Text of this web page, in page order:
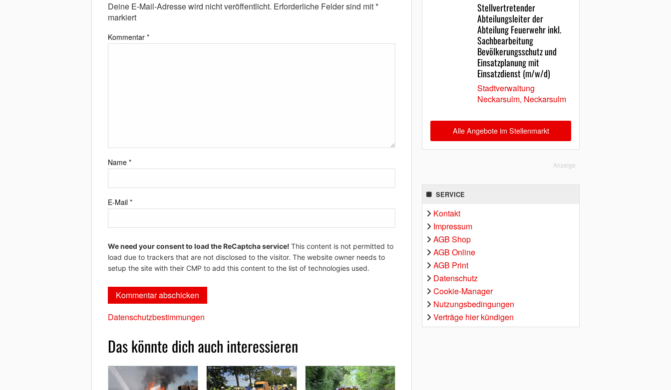
Deine E-Mail-Adresse wird nicht veröffentlicht. Erforderliche Felder sind mit*
markiert
Kommentar *
Name *
E-Mail *
We need your consent to load the ReCaptcha service! This content is not permitted to
load due to trackers that are not disclosed to the visitor. The website owner needs to
setup the site with their CMP to add this content to the list of technologies used.
Datenschutzbestimmungen
Das könnte dich auch interessieren
Stellvertretender
Abteilungsleiter der
Abteilung Feuerwehr inkl.
Sachbearbeitung
Bevölkerungsschutz und
Einsatzplanung mit
Einsatzdienst (m/w/d)
Stadtverwaltung
Neckarsulm, Neckarsulm
Alle Angebote im Stellenmarkt
Anzeige
SERVICE
Kontakt
Impressum
AGB Shop
AGB Online
AGB Print
Datenschutz
Cookie-Manager
Nutzungsbedingungen
Verträge hier kündigen